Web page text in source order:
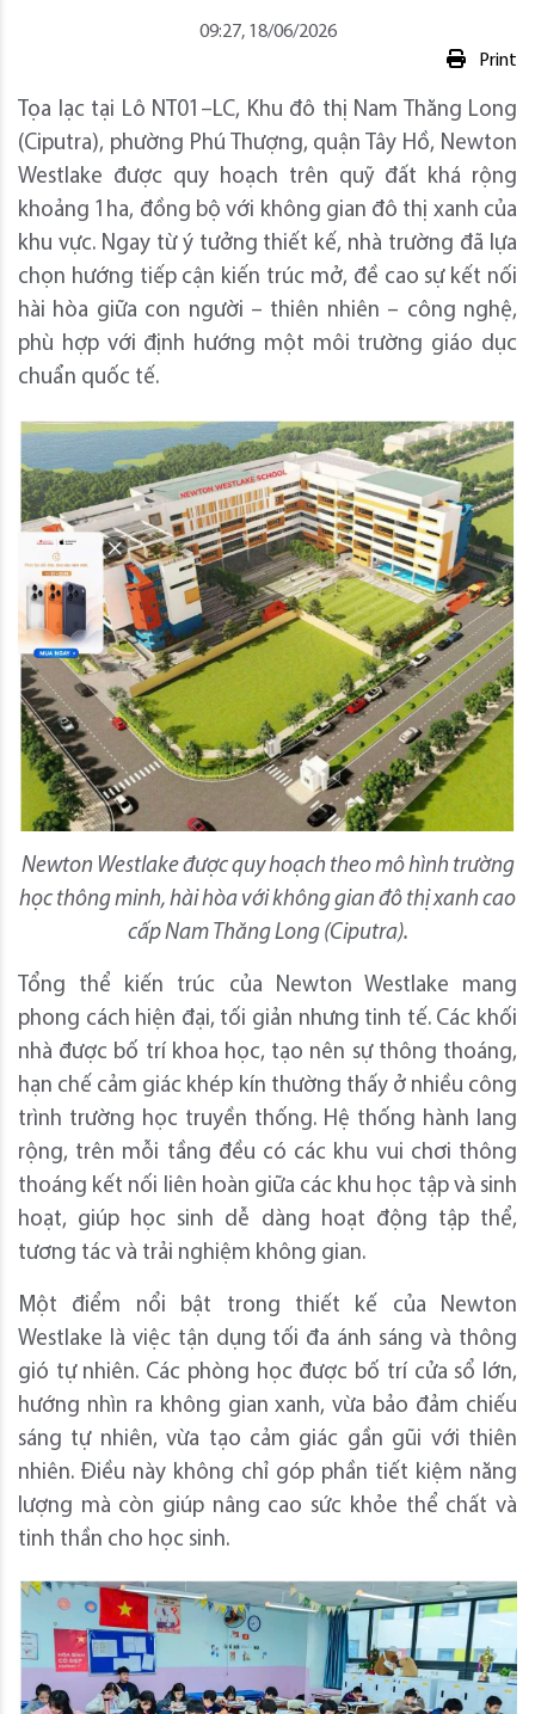
09:27, 18/06/2026
Print
Tọa lạc tại Lô NT01–LC, Khu đô thị Nam Thăng Long
(Ciputra), phường Phú Thượng, quận Tây Hồ, Newton
Westlake được quy hoạch trên quỹ đất khá rộng
khoảng 1ha, đồng bộ với không gian đô thị xanh của
khu vực. Ngay từ ý tưởng thiết kế, nhà trường đã lựa
chọn hướng tiếp cận kiến trúc mở, đề cao sự kết nối
hài hòa giữa con người – thiên nhiên – công nghệ,
phù hợp với định hướng một môi trường giáo dục
chuẩn quốc tế.
Newton Westlake được quy hoạch theo mô hình trường
học thông minh, hài hòa với không gian đô thị xanh cao
cấp Nam Thăng Long (Ciputra).
Tổng thể kiến trúc của Newton Westlake mang
phong cách hiện đại, tối giản nhưng tinh tế. Các khối
nhà được bố trí khoa học, tạo nên sự thông thoáng,
hạn chế cảm giác khép kín thường thấy ở nhiều công
trình trường học truyền thống. Hệ thống hành lang
rộng, trên mỗi tầng đều có các khu vui chơi thông
thoáng kết nối liên hoàn giữa các khu học tập và sinh
hoạt, giúp học sinh dễ dàng hoạt động tập thể,
tương tác và trải nghiệm không gian.
Một điểm nổi bật trong thiết kế của Newton
Westlake là việc tận dụng tối đa ánh sáng và thông
gió tự nhiên. Các phòng học được bố trí cửa sổ lớn,
hướng nhìn ra không gian xanh, vừa bảo đảm chiếu
sáng tự nhiên, vừa tạo cảm giác gần gũi với thiên
nhiên. Điều này không chỉ góp phần tiết kiệm năng
lượng mà còn giúp nâng cao sức khỏe thể chất và
tinh thần cho học sinh.